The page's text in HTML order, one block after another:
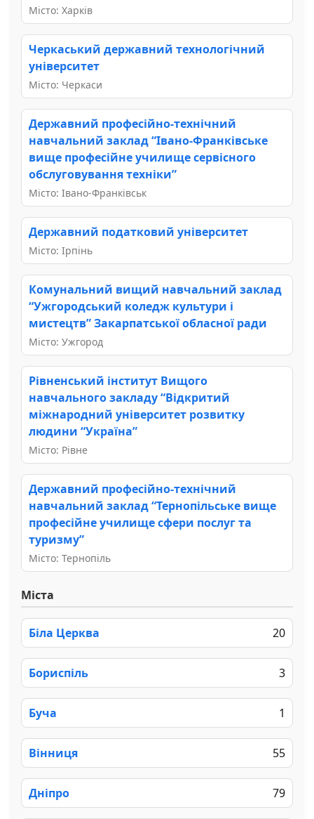
Місто: Харків
Черкаський державний технологічний
університет
Місто: Черкаси
Державний професійно-технічний
навчальний заклад “Івано-Франківське
вище професійне училище сервісного
обслуговування техніки”
Місто: Івано-Франківськ
Державний податковий університет
Місто: Ірпінь
Комунальний вищий навчальний заклад
“Ужгородський коледж культури і
мистецтв” Закарпатської обласної ради
Місто: Ужгород
Рівненський інститут Вищого
навчального закладу “Відкритий
міжнародний університет розвитку
людини “Україна”
Місто: Рівне
Державний професійно-технічний
навчальний заклад “Тернопільське вище
професійне училище сфери послуг та
туризму”
Місто: Тернопіль
Міста
Біла Церква 20
Бориспіль 3
Буча 1
Вінниця 55
Дніпро 79